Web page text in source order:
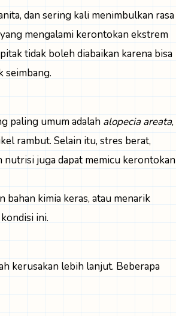
dan sering kali menimbulkan rasa
mengalami kerontokan ekstrem
tidak boleh diabaikan karena bisa
seimbang.
paling umum adalah alopecia areata,
rambut. Selain itu, stres berat,
juga dapat memicu kerontokan
kimia keras, atau menarik
ini.
kerusakan lebih lanjut. Beberapa